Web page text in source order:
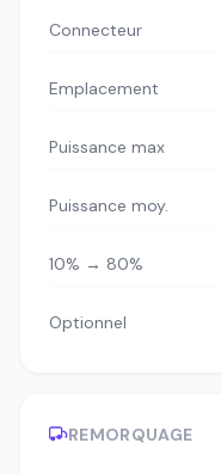
Connecteur
Emplacement
Puissance max
Puissance moy.
10% → 80%
Optionnel
REMORQUAGE